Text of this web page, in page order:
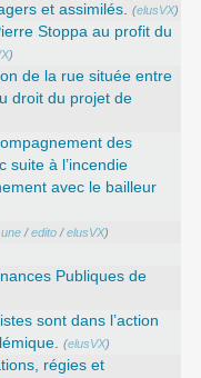
et assimilés. (elusVX)
Stoppa au profit du
)
de la rue située entre
droit du projet de
des
suite à l’incendie
avec le bailleur
/edito/elusVX)
Publiques de
sont dans l’action
(elusVX)
régies et